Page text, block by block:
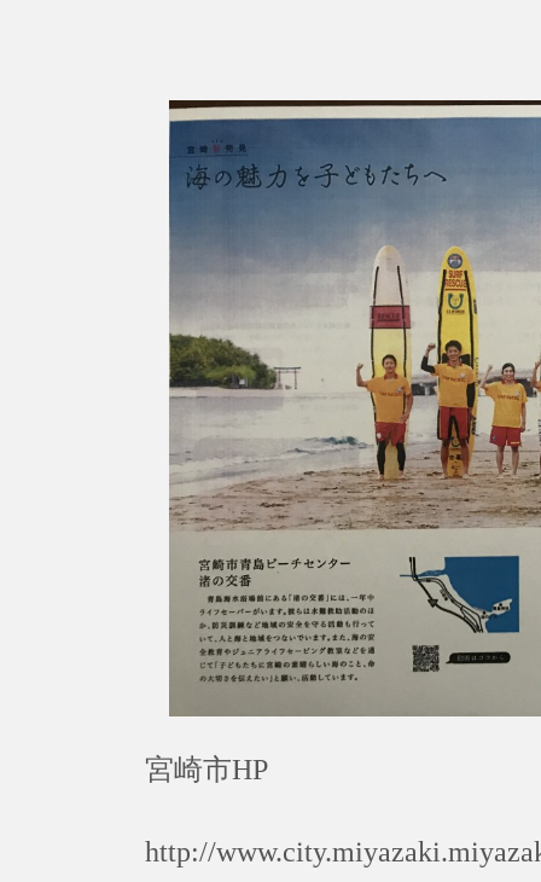
宮崎市HP
http://